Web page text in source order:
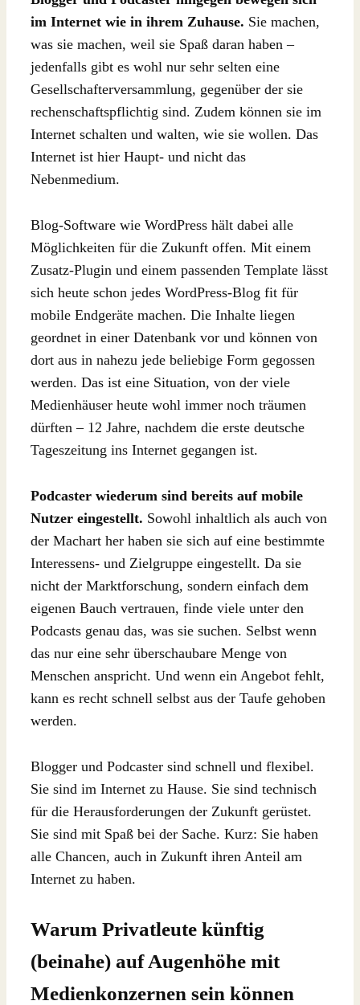
im Internet wie in ihrem Zuhause. Sie machen,
was sie machen, weil sie Spaß daran haben –
jedenfalls gibt es wohl nur sehr selten eine
Gesellschafterversammlung, gegenüber der sie
rechenschaftspflichtig sind. Zudem können sie im
Internet schalten und walten, wie sie wollen. Das
Internet ist hier Haupt- und nicht das
Nebenmedium.
Blog-Software wie WordPress hält dabei alle
Möglichkeiten für die Zukunft offen. Mit einem
Zusatz-Plugin und einem passenden Template lässt
sich heute schon jedes WordPress-Blog fit für
mobile Endgeräte machen. Die Inhalte liegen
geordnet in einer Datenbank vor und können von
dort aus in nahezu jede beliebige Form gegossen
werden. Das ist eine Situation, von der viele
Medienhäuser heute wohl immer noch träumen
dürften – 12 Jahre, nachdem die erste deutsche
Tageszeitung ins Internet gegangen ist.
Podcaster wiederum sind bereits auf mobile
Nutzer eingestellt. Sowohl inhaltlich als auch von
der Machart her haben sie sich auf eine bestimmte
Interessens- und Zielgruppe eingestellt. Da sie
nicht der Marktforschung, sondern einfach dem
eigenen Bauch vertrauen, finde viele unter den
Podcasts genau das, was sie suchen. Selbst wenn
das nur eine sehr überschaubare Menge von
Menschen anspricht. Und wenn ein Angebot fehlt,
kann es recht schnell selbst aus der Taufe gehoben
werden.
Blogger und Podcaster sind schnell und flexibel.
Sie sind im Internet zu Hause. Sie sind technisch
für die Herausforderungen der Zukunft gerüstet.
Sie sind mit Spaß bei der Sache. Kurz: Sie haben
alle Chancen, auch in Zukunft ihren Anteil am
Internet zu haben.
Warum Privatleute künftig
(beinahe) auf Augenhöhe mit
Medienkonzernen sein können